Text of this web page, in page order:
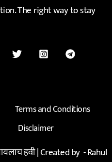
The right way to stay
Terms and Conditions
Disclaimer
हवी | Created by -Rahul